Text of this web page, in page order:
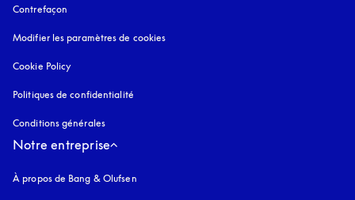
Contrefaçon
Modifier les paramètres de cookies
Cookie Policy
Politiques de confidentialité
Conditions générales
Notre entreprise
À propos de Bang & Olufsen